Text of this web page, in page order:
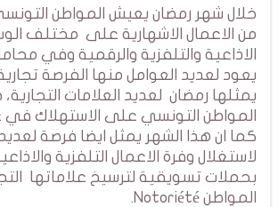
خلال شهر رمضان يعيش المواطن
من الاعمال الاشهارية على مختلف
الاذاعية والتلفزية والرقمية وفي
يعود لعديد العوامل منها الفرصة
يمثلها رمضان لعديد العلامات
المواطن التونسي على الاستهلاك في
كما ان هذا الشهر يمثل ايضا فرصة
لاستغلال وفرة الاعمال التلفزية
بحملات تسويقية لترسيخ علاماتها
المواطن Notoriété.